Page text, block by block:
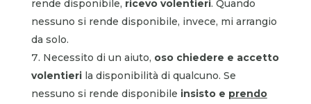
rende disponibile, ricevo volentieri. Quando
nessuno si rende disponibile, invece, mi arrangio
da solo.
Necessito di un aiuto, oso chiedere e accetto
volentieri la disponibilità di qualcuno. Se
nessuno si rende disponibile insisto e prendo